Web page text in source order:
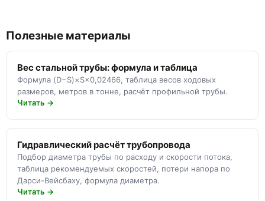
Полезные материалы
Вес стальной трубы: формула и таблица
Формула (D−S)×S×0,02466, таблица весов ходовых
размеров, метров в тонне, расчёт профильной трубы.
Читать →
Гидравлический расчёт трубопровода
Подбор диаметра трубы по расходу и скорости потока,
таблица рекомендуемых скоростей, потери напора по
Дарси-Вейсбаху, формула диаметра.
Читать →